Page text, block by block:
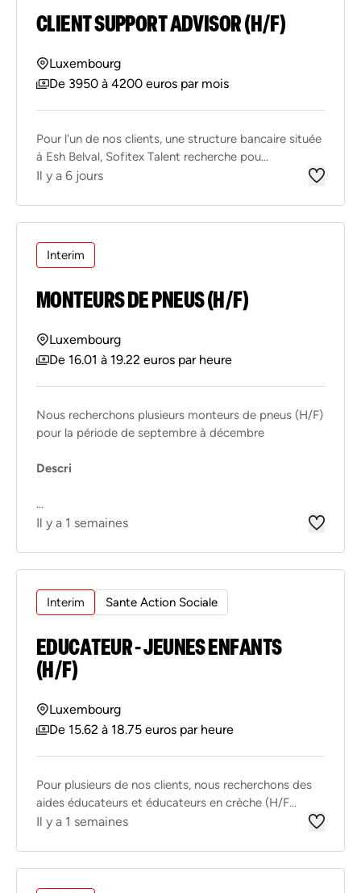
CLIENT SUPPORT ADVISOR (H/F)
Luxembourg
De 3950 à 4200 euros par mois
Pour l'un de nos clients, une structure bancaire située
à Esh Belval, Sofitex Talent recherche pou...
Il y a 6 jours
Interim
MONTEURS DE PNEUS (H/F)
Luxembourg
De 16.01 à 19.22 euros par heure
Nous recherchons plusieurs monteurs de pneus (H/F)
pour la période de septembre à décembre
Descri
...
Il y a 1 semaines
Interim Sante Action Sociale
EDUCATEUR - JEUNES ENFANTS
(H/F)
Luxembourg
De 15.62 à 18.75 euros par heure
Pour plusieurs de nos clients, nous recherchons des
aides éducateurs et éducateurs en crèche (H/F...
Il y a 1 semaines